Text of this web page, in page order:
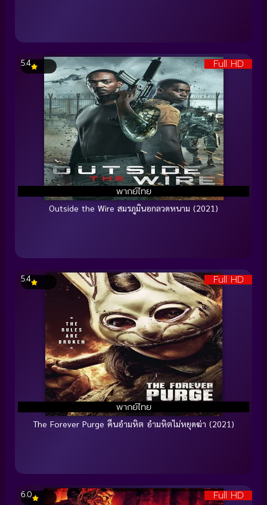
Full HD
พากย์ไทย
5.4
Outside the Wire สมรภูมินอกลวดหนาม (2021)
Full HD
พากย์ไทย
5.4
The Forever Purge คืนอำมหิต อำมหิตไม่หยุดฆ่า (2021)
Full HD
6.0